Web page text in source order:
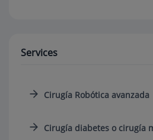
Services
Cirugía Robótica avanzada
Cirugía diabetes o cirugía